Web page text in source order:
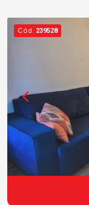
Cód. 239528